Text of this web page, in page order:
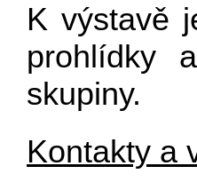
K výstavě
prohlídky
skupiny.
Kontakty a